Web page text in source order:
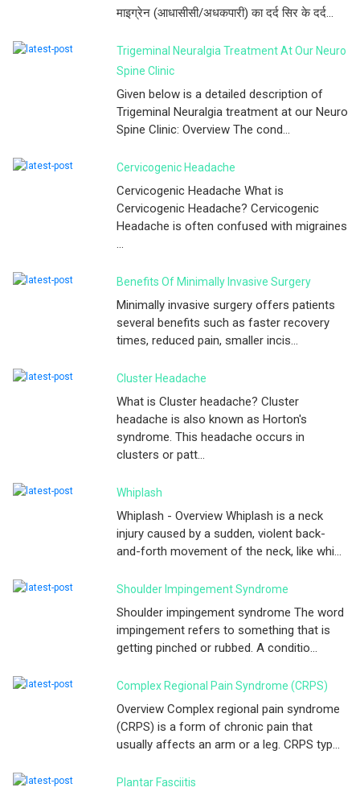
माइग्रेन (आधासीसी/अधकपारी) का दर्द सिर के दर्द...
Trigeminal Neuralgia Treatment At Our Neuro
Spine Clinic
Given below is a detailed description of
Trigeminal Neuralgia treatment at our Neuro
Spine Clinic: Overview The cond...
Cervicogenic Headache
Cervicogenic Headache What is
Cervicogenic Headache? Cervicogenic
Headache is often confused with migraines
...
Benefits Of Minimally Invasive Surgery
Minimally invasive surgery offers patients
several benefits such as faster recovery
times, reduced pain, smaller incis...
Cluster Headache
What is Cluster headache? Cluster
headache is also known as Horton's
syndrome. This headache occurs in
clusters or patt...
Whiplash
Whiplash - Overview Whiplash is a neck
injury caused by a sudden, violent back-
and-forth movement of the neck, like whi...
Shoulder Impingement Syndrome
Shoulder impingement syndrome The word
impingement refers to something that is
getting pinched or rubbed. A conditio...
Complex Regional Pain Syndrome (CRPS)
Overview Complex regional pain syndrome
(CRPS) is a form of chronic pain that
usually affects an arm or a leg. CRPS typ...
Plantar Fasciitis